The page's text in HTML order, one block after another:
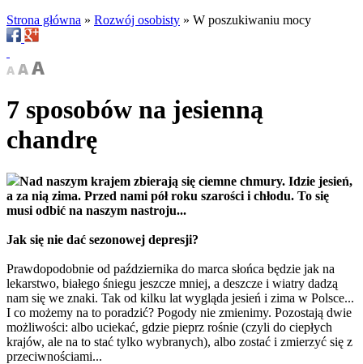
Strona główna » Rozwój osobisty » W poszukiwaniu mocy
7 sposobów na jesienną
chandrę
Nad naszym krajem zbierają się ciemne chmury. Idzie jesień,
a za nią zima. Przed nami pół roku szarości i chłodu. To się
musi odbić na naszym nastroju...
Jak się nie dać sezonowej depresji?
Prawdopodobnie od października do marca słońca będzie jak na
lekarstwo, białego śniegu jeszcze mniej, a deszcze i wiatry dadzą
nam się we znaki. Tak od kilku lat wygląda jesień i zima w Polsce...
I co możemy na to poradzić? Pogody nie zmienimy. Pozostają dwie
możliwości: albo uciekać, gdzie pieprz rośnie (czyli do ciepłych
krajów, ale na to stać tylko wybranych), albo zostać i zmierzyć się z
przeciwnościami...